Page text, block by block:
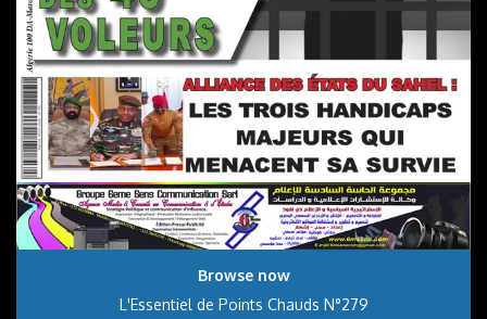
Browse now
L'Essentiel de Points Chauds N°279